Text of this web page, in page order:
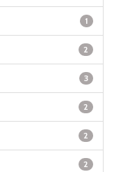
1
2
3
2
2
2